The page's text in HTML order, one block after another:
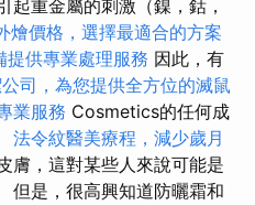
起重金屬的刺激（鎳，鈷，
燴價格，選擇最適合的方案
提供專業處理服務 因此，有
司，為您提供全方位的滅鼠
業服務 Cosmetics的任何成
法令紋醫美療程，減少歲月
膚，這對某些人來說可能是
但是，很高興知道防曬霜和